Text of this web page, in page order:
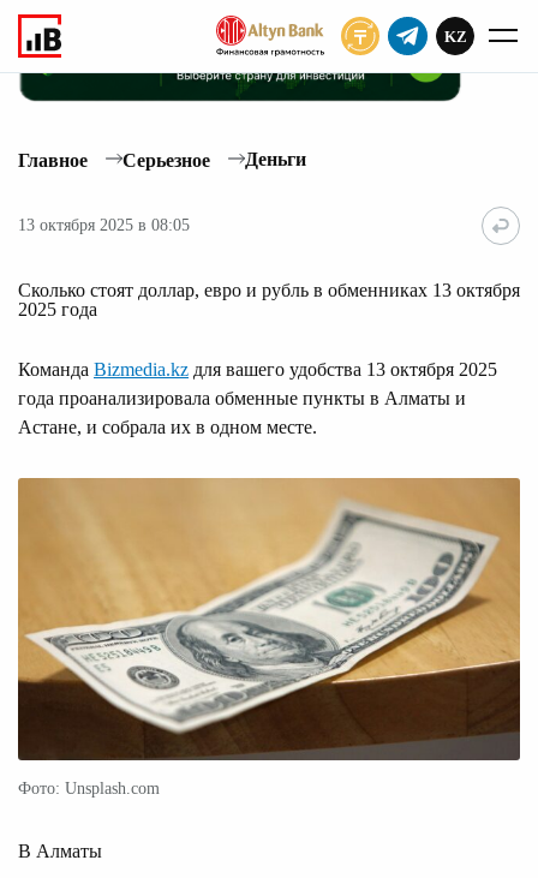
KZ
Главное Серьезное Деньги
13 октября 2025 в 08:05
Сколько стоят доллар, евро и рубль в обменниках 13 октября
2025 года
Команда Bizmedia.kz для вашего удобства 13 октября 2025
года проанализировала обменные пункты в Алматы и
Астане, и собрала их в одном месте.
Фото: Unsplash.com
В Алматы